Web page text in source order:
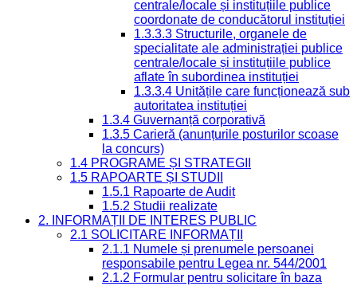
centrale/locale și instituțiile publice
coordonate de conducătorul instituției
1.3.3.3 Structurile, organele de
specialitate ale administrației publice
centrale/locale și instituțiile publice
aflate în subordinea instituției
1.3.3.4 Unitățile care funcționează sub
autoritatea instituției
1.3.4 Guvernanță corporativă
1.3.5 Carieră (anunțurile posturilor scoase
la concurs)
1.4 PROGRAME ȘI STRATEGII
1.5 RAPOARTE ȘI STUDII
1.5.1 Rapoarte de Audit
1.5.2 Studii realizate
2. INFORMAȚII DE INTERES PUBLIC
2.1 SOLICITARE INFORMAȚII
2.1.1 Numele și prenumele persoanei
responsabile pentru Legea nr. 544/2001
2.1.2 Formular pentru solicitare în baza